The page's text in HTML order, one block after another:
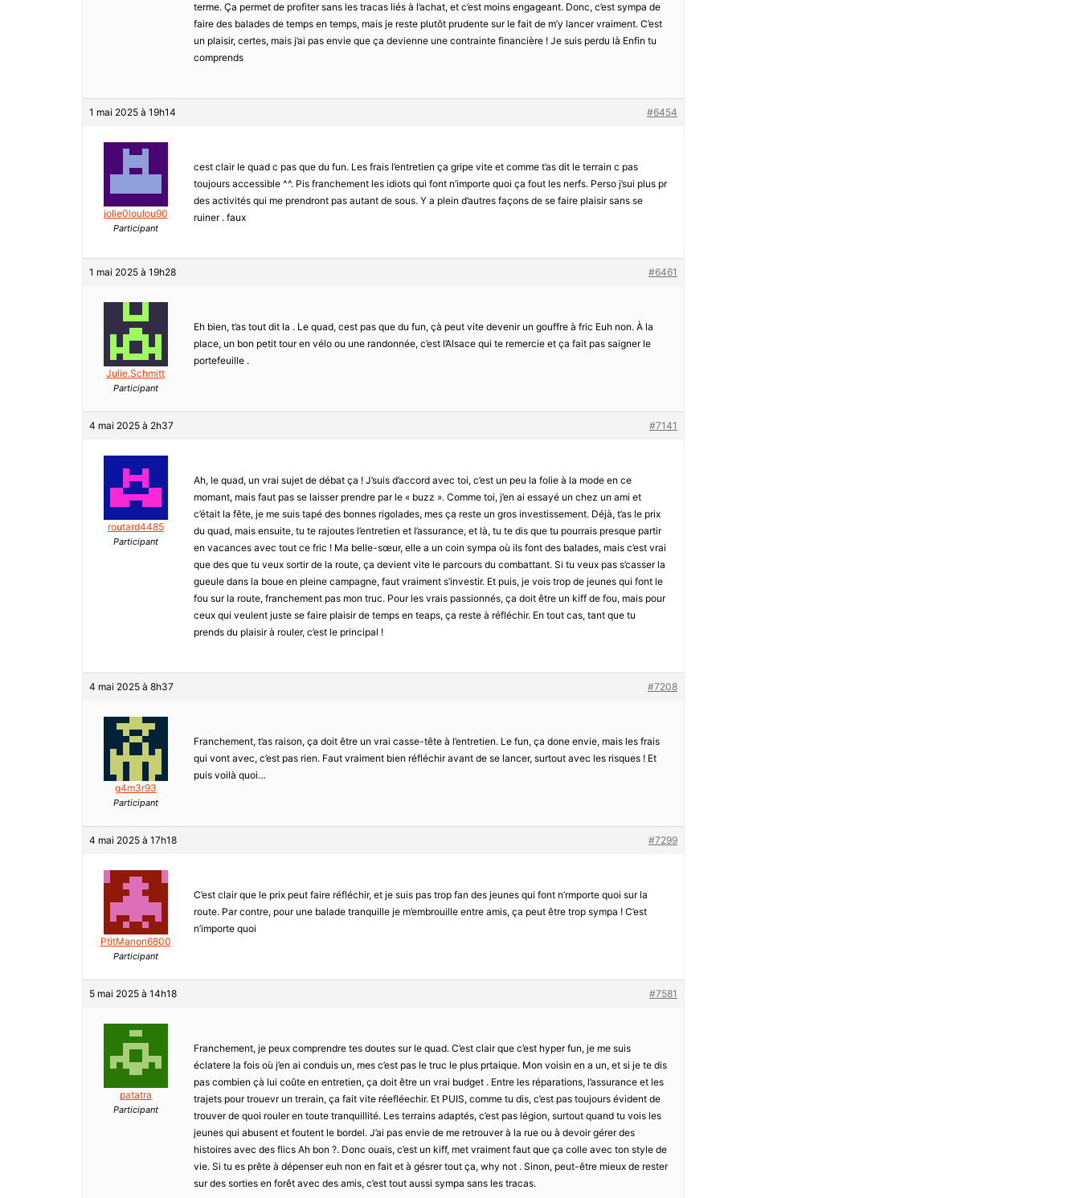
terme. Ça permet de profiter sans les tracas liés à l’achat, et c’est moins engageant. Donc, c’est sympa de
faire des balades de temps en temps, mais je reste plutôt prudente sur le fait de m’y lancer vraiment. C’est
un plaisir, certes, mais j’ai pas envie que ça devienne une contrainte financière ! Je suis perdu là Enfin tu
comprends
1 mai 2025 à 19h14 #6454
jolie0loulou90
Participant
cest clair le quad c pas que du fun. Les frais l’entretien ça gripe vite et comme t’as dit le terrain c pas
toujours accessible ^^. Pis franchement les idiots qui font n’importe quoi ça fout les nerfs. Perso j’sui plus pr
des activités qui me prendront pas autant de sous. Y a plein d’autres façons de se faire plaisir sans se
ruiner . faux
1 mai 2025 à 19h28 #6461
Julie.Schmitt
Participant
Eh bien, t’as tout dit la . Le quad, cest pas que du fun, çà peut vite devenir un gouffre à fric Euh non. À la
place, un bon petit tour en vélo ou une randonnée, c’est l’Alsace qui te remercie et ça fait pas saigner le
portefeuille .
4 mai 2025 à 2h37 #7141
routard4485
Participant
Ah, le quad, un vrai sujet de débat ça ! J’suis d’accord avec toi, c’est un peu la folie à la mode en ce
momant, mais faut pas se laisser prendre par le « buzz ». Comme toi, j’en ai essayé un chez un ami et
c’était la fête, je me suis tapé des bonnes rigolades, mes ça reste un gros investissement. Déjà, t’as le prix
du quad, mais ensuite, tu te rajoutes l’entretien et l’assurance, et là, tu te dis que tu pourrais presque partir
en vacances avec tout ce fric ! Ma belle-sœur, elle a un coin sympa où ils font des balades, mais c’est vrai
que des que tu veux sortir de la route, ça devient vite le parcours du combattant. Si tu veux pas s’casser la
gueule dans la boue en pleine campagne, faut vraiment s’investir. Et puis, je vois trop de jeunes qui font le
fou sur la route, franchement pas mon truc. Pour les vrais passionnés, ça doit être un kiff de fou, mais pour
ceux qui veulent juste se faire plaisir de temps en teaps, ça reste à réfléchir. En tout cas, tant que tu
prends du plaisir à rouler, c’est le principal !
4 mai 2025 à 8h37 #7208
g4m3r93
Participant
Franchement, t’as raison, ça doit être un vrai casse-tête à l’entretien. Le fun, ça done envie, mais les frais
qui vont avec, c’est pas rien. Faut vraiment bien réfléchir avant de se lancer, surtout avec les risques ! Et
puis voilà quoi…
4 mai 2025 à 17h18 #7299
PtitManon6800
Participant
C’est clair que le prix peut faire réfléchir, et je suis pas trop fan des jeunes qui font n’rmporte quoi sur la
route. Par contre, pour une balade tranquille je m’embrouille entre amis, ça peut être trop sympa ! C’est
n’importe quoi
5 mai 2025 à 14h18 #7581
patatra
Participant
Franchement, je peux comprendre tes doutes sur le quad. C’est clair que c’est hyper fun, je me suis
éclatere la fois où j’en ai conduis un, mes c’est pas le truc le plus prtaique. Mon voisin en a un, et si je te dis
pas combien çà lui coûte en entretien, ça doit être un vrai budget . Entre les réparations, l’assurance et les
trajets pour trouevr un trerain, ça fait vite réefléechir. Et PUIS, comme tu dis, c’est pas toujours évident de
trouver de quoi rouler en toute tranquillité. Les terrains adaptés, c’est pas légion, surtout quand tu vois les
jeunes qui abusent et foutent le bordel. J’ai pas envie de me retrouver à la rue ou à devoir gérer des
histoires avec des flics Ah bon ?. Donc ouais, c’est un kiff, met vraiment faut que ça colle avec ton style de
vie. Si tu es prête à dépenser euh non en fait et à gésrer tout ça, why not . Sinon, peut-être mieux de rester
sur des sorties en forêt avec des amis, c’est tout aussi sympa sans les tracas.